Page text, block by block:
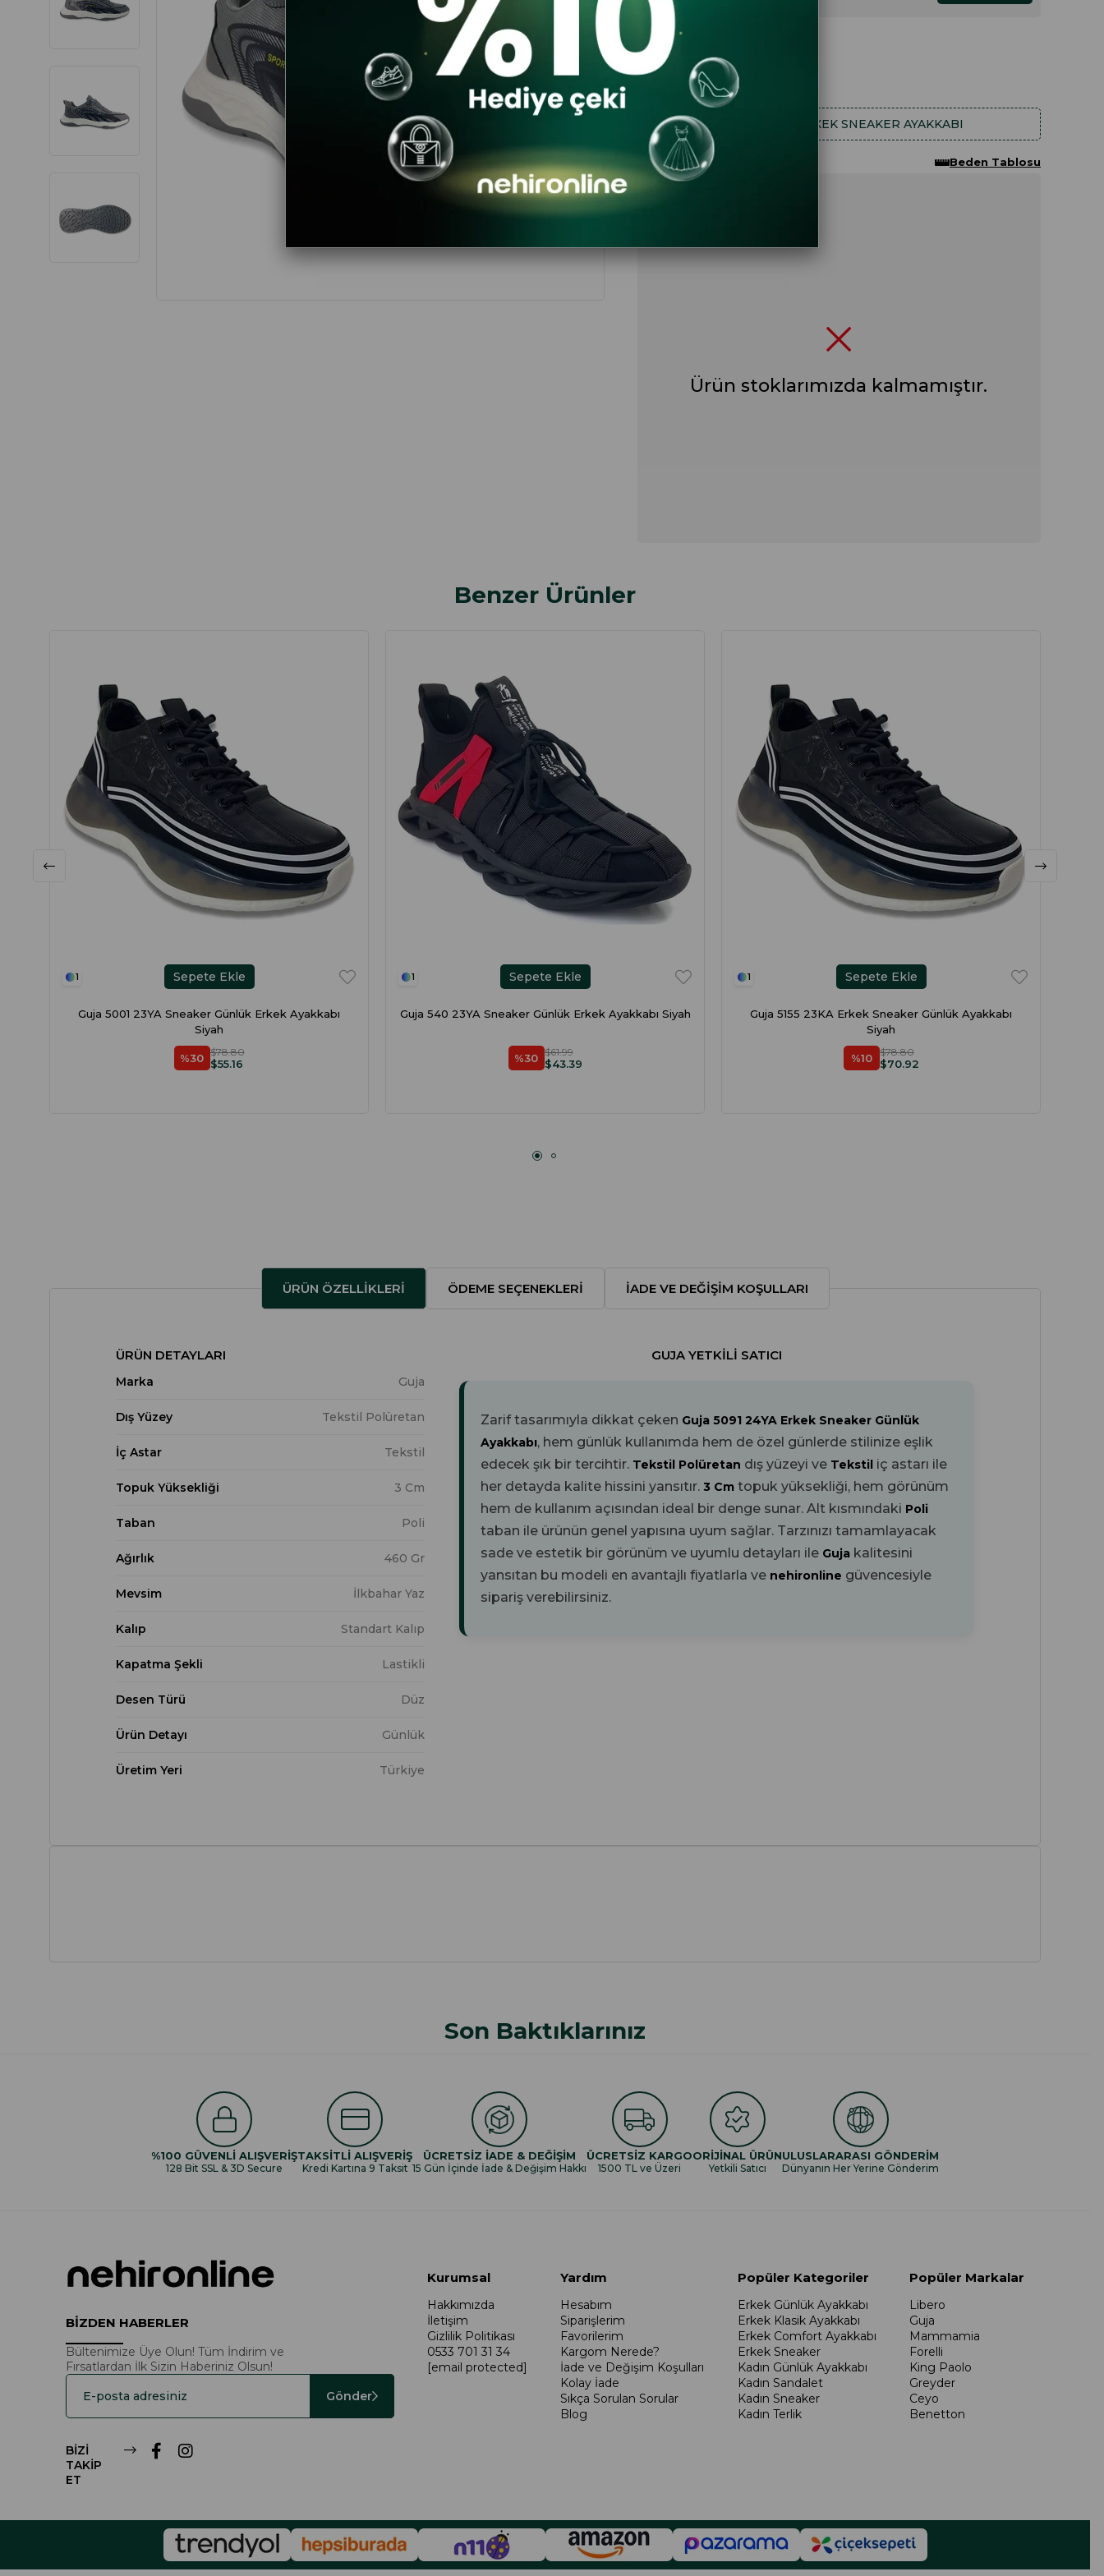
30 $66.19
$46.33
ERKEK SNEAKER AYAKKABI
Ürün stoklarımızda kalmamıştır.
Beden Tablosu
Benzer Ürünler
1
Guja 5001 23YA Sneaker Günlük Erkek Ayakkabı
Siyah
%30 $55.16
$78.80
Sepete Ekle 1
Guja 540 23YA Sneaker Günlük Erkek Ayakkabı Siyah
%30 $43.39
$61.99
Sepete Ekle 1
Guja 5155 23KA Erkek Sneaker Günlük Ayakkabı
Siyah
%10 $70.92
$78.80
Sepete Ekle
ÜRÜN ÖZELLIKLERI ÖDEME SEÇENEKLERI İADE VE DEĞIŞIM KOŞULLARI
ÜRÜN DETAYLARI
Marka Guja
Dış Yüzey Tekstil Polüretan
İç Astar Tekstil
Topuk Yüksekliği 3 Cm
Taban Poli
Ağırlık 460 Gr
Mevsim İlkbahar Yaz
Kalıp Standart Kalıp
Kapatma Şekli Lastikli
Desen Türü Düz
Ürün Detayı Günlük
Üretim Yeri Türkiye
GUJA YETKILI SATICI
Zarif tasarımıyla dikkat çeken Guja 5091 24YA Erkek Sneaker Günlük
Ayakkabı, hem günlük kullanımda hem de özel günlerde stilinize eşlik
edecek şık bir tercihtir. Tekstil Polüretan dış yüzeyi ve Tekstil iç astarı ile
her detayda kalite hissini yansıtır. 3 Cm topuk yüksekliği, hem görünüm
hem de kullanım açısından ideal bir denge sunar. Alt kısmındaki Poli
taban ile ürünün genel yapısına uyum sağlar. Tarzınızı tamamlayacak
sade ve estetik bir görünüm ve uyumlu detayları ile Guja kalitesini
yansıtan bu modeli en avantajlı fiyatlarla ve nehironline güvencesiyle
sipariş verebilirsiniz.
Son Baktıklarınız
%100 GÜVENLİ ALIŞVERİŞ
128 Bit SSL & 3D Secure
TAKSİTLİ ALIŞVERİŞ
Kredi Kartına 9 Taksit
ÜCRETSİZ İADE & DEĞİŞİM
15 Gün İçinde İade & Değişim Hakkı
ÜCRETSİZ KARGO
1500 TL ve Üzeri
ORİJİNAL ÜRÜN
Yetkili Satıcı
ULUSLARARASI GÖNDERİM
Dünyanın Her Yerine Gönderim
BİZDEN HABERLER
Bültenimize Üye Olun! Tüm İndirim ve
Fırsatlardan İlk Sizin Haberiniz Olsun!
Gönder
BİZİ
TAKİP
ET
Kurumsal
Hakkımızda
İletişim
Gizlilik Politikası
0533 701 31 34
[email protected]
Yardım
Hesabım
Siparişlerim
Favorilerim
Kargom Nerede?
İade ve Değişim Koşulları
Kolay İade
Sıkça Sorulan Sorular
Blog
Popüler Kategoriler
Erkek Günlük Ayakkabı
Erkek Klasik Ayakkabı
Erkek Comfort Ayakkabı
Erkek Sneaker
Kadın Günlük Ayakkabı
Kadın Sandalet
Kadın Sneaker
Kadın Terlik
Popüler Markalar
Libero
Guja
Mammamia
Forelli
King Paolo
Greyder
Ceyo
Benetton